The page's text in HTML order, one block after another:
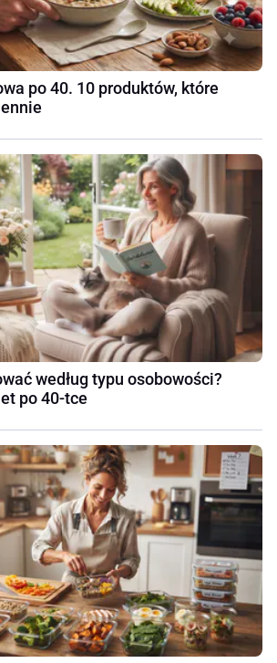
po 40. 10 produktów, które
według typu osobowości?
po 40-tce